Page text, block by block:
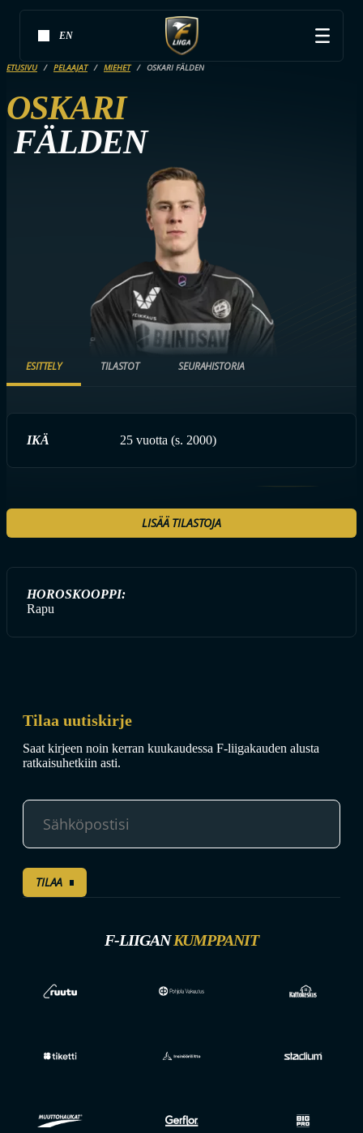
EN
ETUSIVU PELAAJAT MIEHET OSKARI FÄLDEN
OSKARI
FÄLDEN
ESITTELY TILASTOT SEURAHISTORIA
IKÄ 25 vuotta (s. 2000)
LISÄÄ TILASTOJA
HOROSKOOPPI:
Rapu
Tilaa uutiskirje
Saat kirjeen noin kerran kuukaudessa F-liigakauden alusta
ratkaisuhetkiin asti.
TILAA
F-LIIGANKUMPPANIT